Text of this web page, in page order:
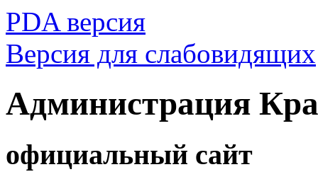
PDA версия
Версия для слабовидящих
Администрация
официальный сайт